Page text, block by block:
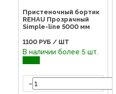
Пристеночный бортик
REHAU Прозрачный
Simple-line 5000 мм
1100 РУБ / ШТ
В наличии более 5 шт.
-